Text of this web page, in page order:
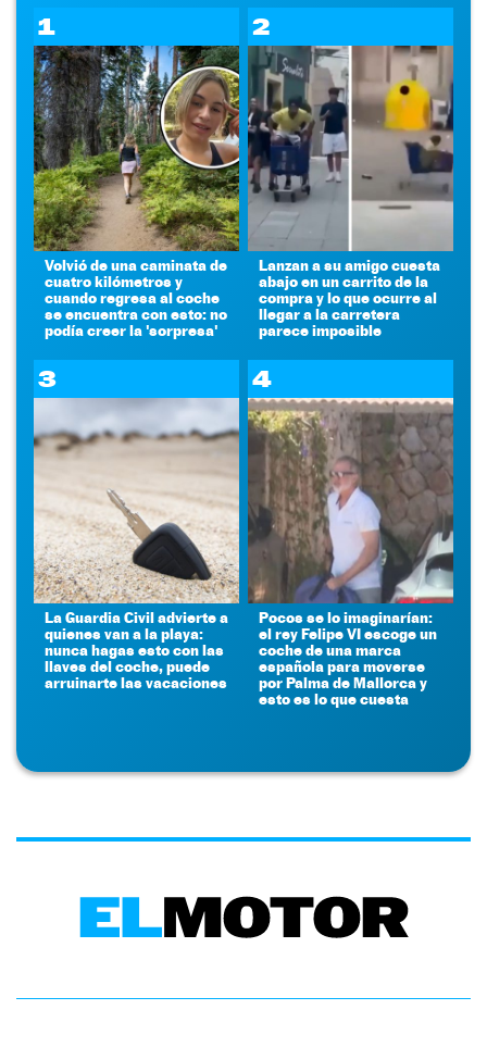
1
Volvió de una caminata de
cuatro kilómetros y
cuando regresa al coche
se encuentra con esto: no
podía creer la 'sorpresa'
2
Lanzan a su amigo cuesta
abajo en un carrito de la
compra y lo que ocurre al
llegar a la carretera
parece imposible
3
La Guardia Civil advierte a
quienes van a la playa:
nunca hagas esto con las
llaves del coche, puede
arruinarte las vacaciones
4
Pocos se lo imaginarían:
el rey Felipe VI escoge un
coche de una marca
española para moverse
por Palma de Mallorca y
esto es lo que cuesta